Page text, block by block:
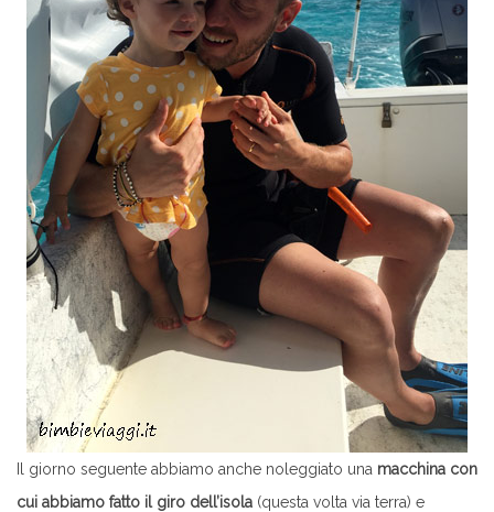
Il giorno seguente abbiamo anche noleggiato una macchina con
cui abbiamo fatto il giro dell’isola (questa volta via terra) e